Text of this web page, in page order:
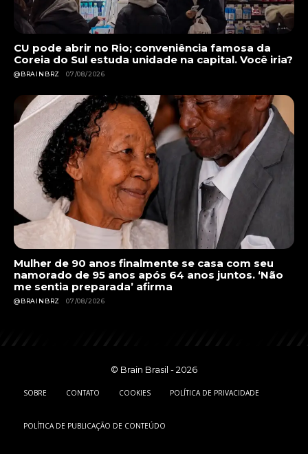
CU pode abrir no Rio; conveniência famosa da
Coreia do Sul estuda unidade na capital. Você iria?
@BRAINBRZ 07/08/2026
Mulher de 90 anos finalmente se casa com seu
namorado de 95 anos após 64 anos juntos. ‘Não
me sentia preparada’ afirma
@BRAINBRZ 07/08/2026
© Brain Brasil - 2026
SOBRE CONTATO COOKIES POLÍTICA DE PRIVACIDADE
POLÍTICA DE PUBLICAÇÃO DE CONTEÚDO